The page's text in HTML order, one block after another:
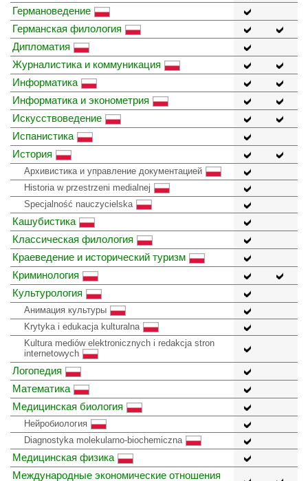
Германоведение
Германская филология
Дипломатия
Журналистика и коммуникация
Информатика
Информатика и эконометрия
Искусствоведение
Испанистика
История
Архивистика и управление документацией
Historia w przestrzeni medialnej
Specjalność nauczycielska
Кашубистика
Классическая филология
Краеведение и исторический туризм
Криминология
Культурология
Анимация культуры
Krytyka i edukacja kulturalna
Kultura mediów elektronicznych i redakcja stron
internetowych
Логопедия
Математика
Медицинская биология
Нейробиология
Diagnostyka molekularno-biochemiczna
Медицинская физика
Международные экономические отношения